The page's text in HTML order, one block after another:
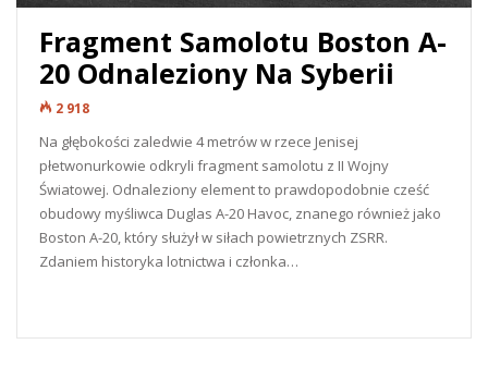
Fragment Samolotu Boston A-
20 Odnaleziony Na Syberii
2 918
Na głębokości zaledwie 4 metrów w rzece Jenisej
płetwonurkowie odkryli fragment samolotu z II Wojny
Światowej. Odnaleziony element to prawdopodobnie cześć
obudowy myśliwca Duglas A-20 Havoc, znanego również jako
Boston A-20, który służył w siłach powietrznych ZSRR.
Zdaniem historyka lotnictwa i członka…